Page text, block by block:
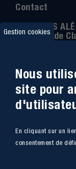
Contact
IMT MINES
6 Avenue de
Téléphone
04 66 78
Coordonnée GPS:
Plan du site
Gestion cookies
Nous
site pour
En cliquant sur un
consentement de